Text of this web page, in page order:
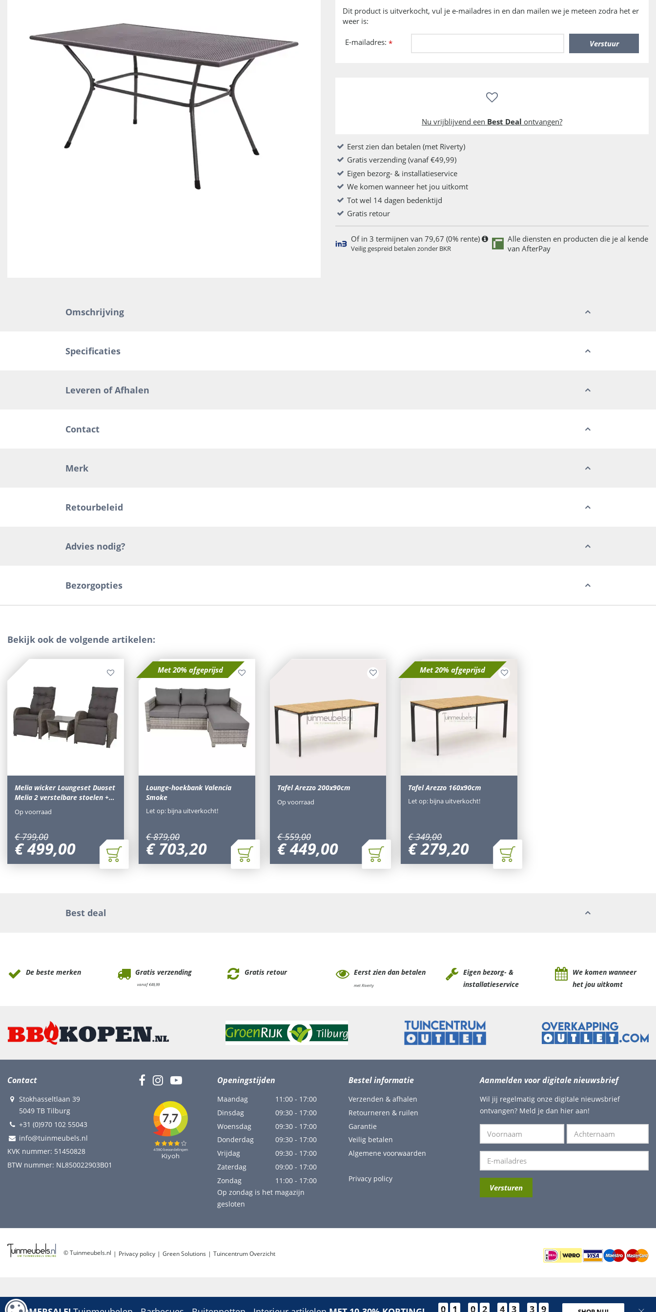
0 1 0 2 4 3 3 8
Dit product is uitverkocht, vul je e-mailadres in en dan mailen we je meteen zodra het er
weer is:
E-mailadres: *
Nu vrijblijvend een Best Deal ontvangen?
Eerst zien dan betalen (met Riverty)
Gratis verzending (vanaf €49,99)
Eigen bezorg- & installatieservice
We komen wanneer het jou uitkomt
Tot wel 14 dagen bedenktijd
Gratis retour
Of in 3 termijnen van 79,67 (0% rente)
Veilig gespreid betalen zonder BKR
Alle diensten en producten die je al kende
van AfterPay
Omschrijving
Specificaties
Leveren of Afhalen
Contact
Merk
Retourbeleid
Advies nodig?
Bezorgopties
Bekijk ook de volgende artikelen:
Melia wicker Loungeset Duoset
Melia 2 verstelbare stoelen +…
€ 799,00
€499,00
Op voorraad
Met 20% afgeprijsd
Lounge-hoekbank Valencia
Smoke
€ 879,00
€ 703,20
Let op: bijna uitverkocht!
Tafel Arezzo 200x90cm
€ 559,00
€449,00
Op voorraad
Met 20% afgeprijsd
Tafel Arezzo 160x90cm
€ 349,00
€279,20
Let op: bijna uitverkocht!
Best deal
De beste merken Gratis verzending
vanaf €49,99
Gratis retour Eerst zien dan betalen
met Riverty
Eigen bezorg- &
installatieservice
We komen wanneer
het jou uitkomt
Contact
Stokhasseltlaan 39
5049 TB Tilburg
+31 (0)970 102 55043
info@tuinmeubels.nl
KVK nummer: 51450828
BTW nummer: NL850022903B01
Openingstijden
Maandag
11:00 - 17:00
Dinsdag
09:30 - 17:00
Woensdag
09:30 - 17:00
Donderdag
09:30 - 17:00
Vrijdag
09:30 - 17:00
Zaterdag
09:00 - 17:00
Zondag
11:00 - 17:00
Op zondag is het magazijn
gesloten
Bestel informatie
Verzenden & afhalen
Retourneren & ruilen
Garantie
Veilig betalen
Algemene voorwaarden
Privacy policy
Aanmelden voor digitale nieuwsbrief
Wil jij regelmatig onze digitale nieuwsbrief
ontvangen? Meld je dan hier aan!
© Tuinmeubels.nl Privacy policy Green Solutions Tuincentrum Overzicht